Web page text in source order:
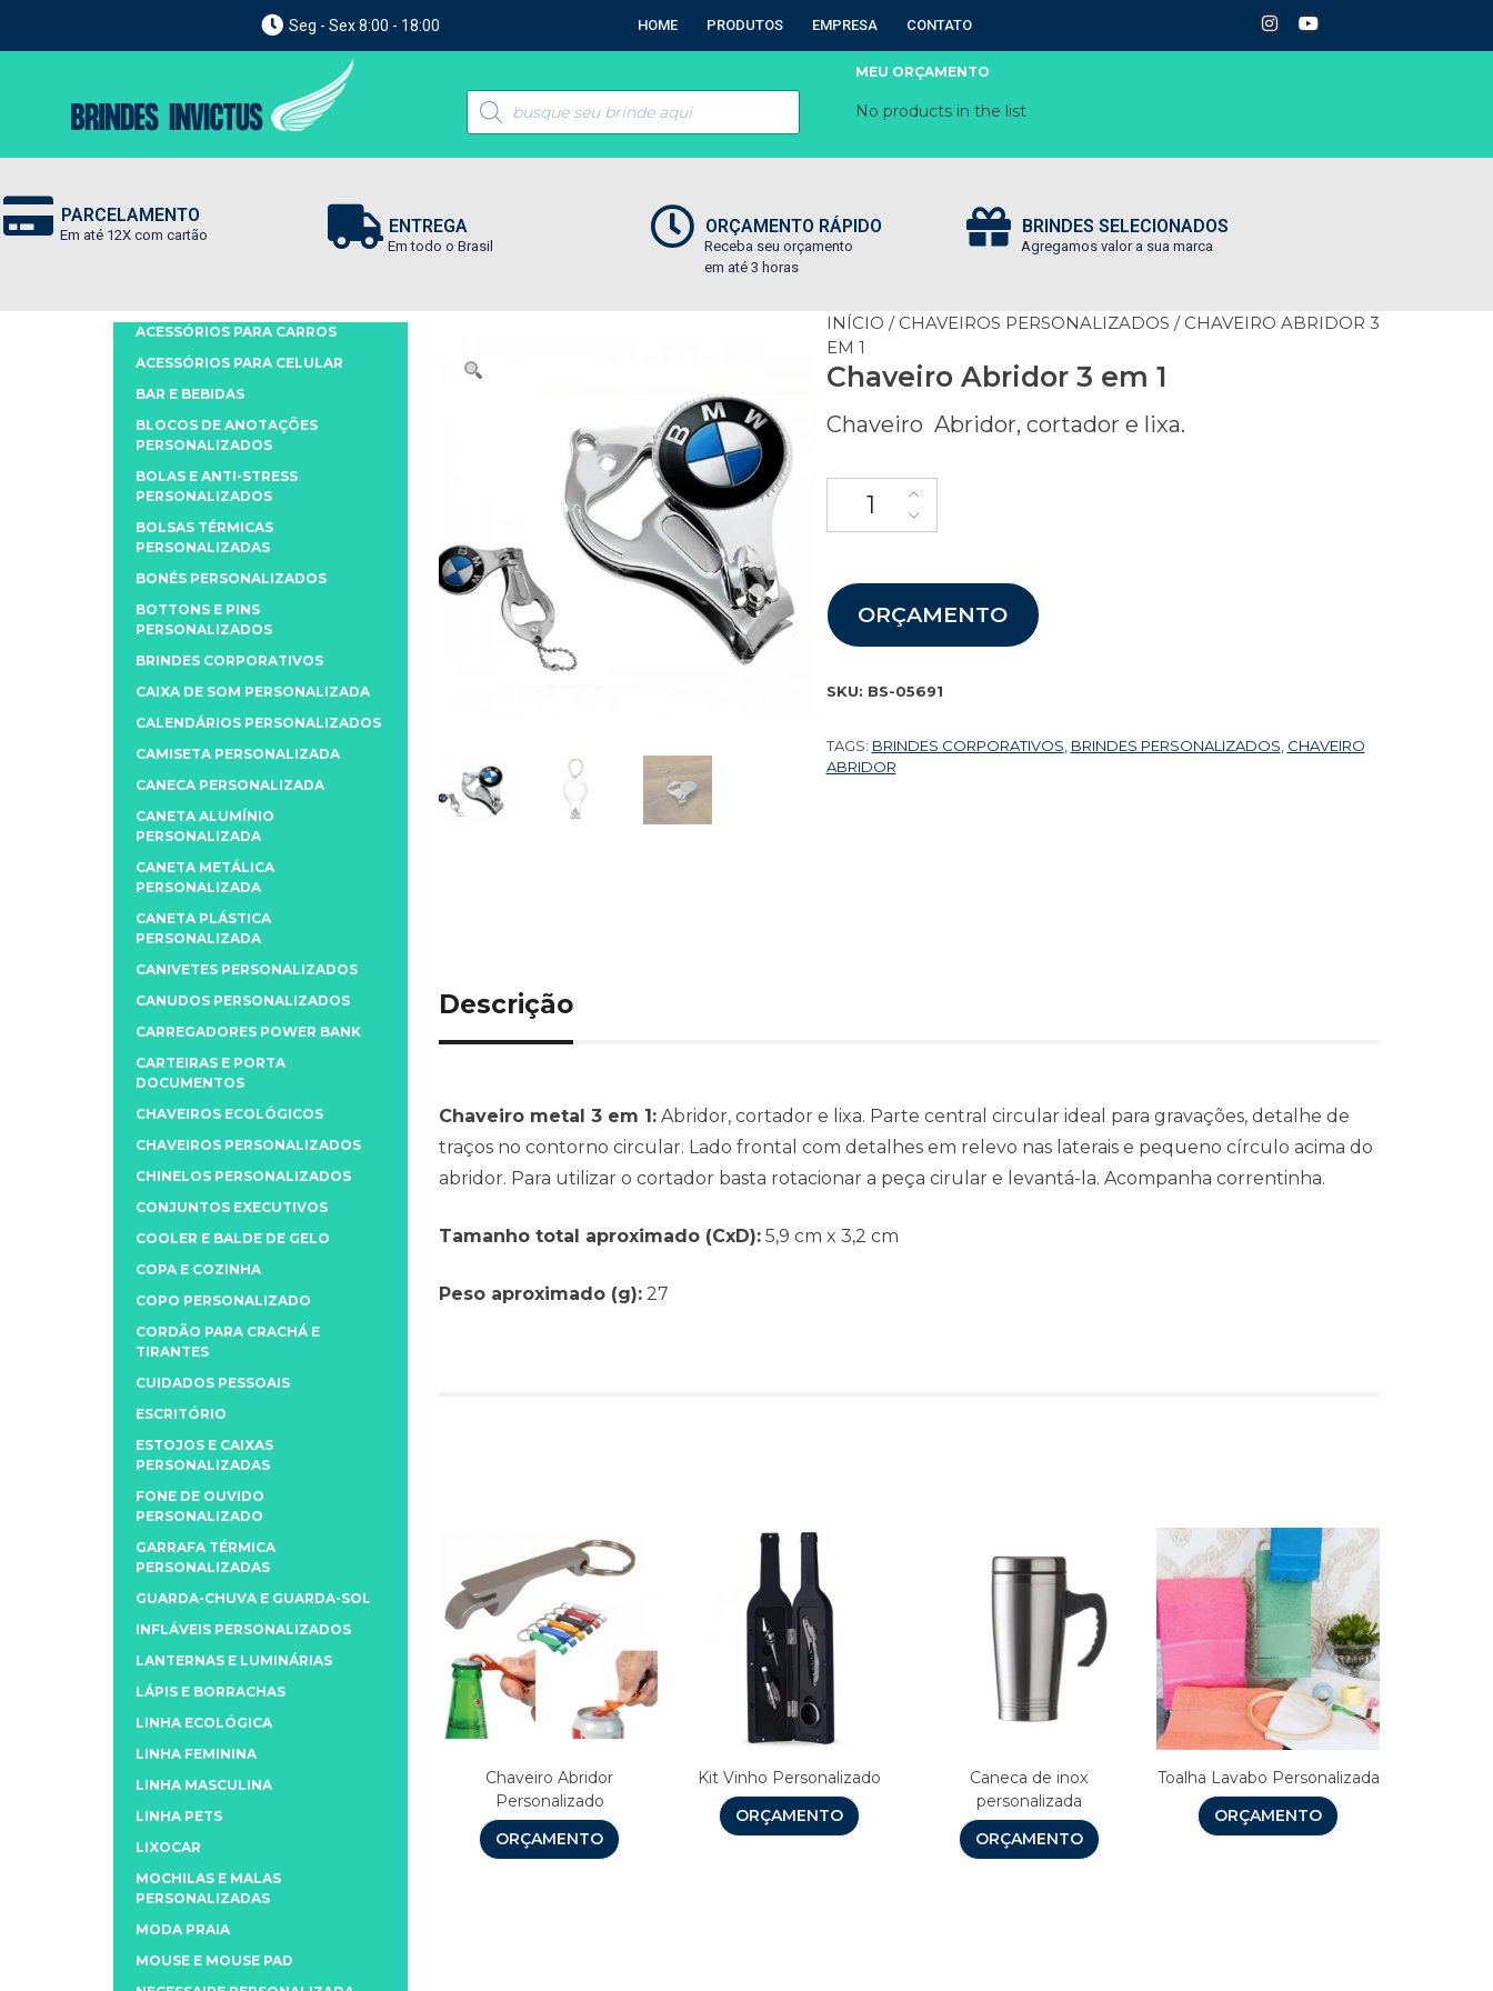
Seg - Sex 8:00 - 18:00 HOME PRODUTOS EMPRESA CONTATO
MEU ORÇAMENTO
No products in the list
PARCELAMENTO
Em até 12X com cartão ENTREGA
Em todo o Brasil
ORÇAMENTO RÁPIDO
Receba seu orçamento
em até 3 horas
BRINDES SELECIONADOS
Agregamos valor a sua marca
INÍCIO / CHAVEIROS PERSONALIZADOS / CHAVEIRO ABRIDOR 3
EM 1
Chaveiro Abridor 3 em 1
Chaveiro Abridor, cortador e lixa.
ORÇAMENTO
SKU: BS-05691
TAGS: BRINDES CORPORATIVOS BRINDES PERSONALIZADOS CHAVEIRO
ABRIDOR
Descrição
Chaveiro metal 3 em 1:Abridor, cortador e lixa. Parte central circular ideal para gravações, detalhe de
traços no contorno circular. Lado frontal com detalhes em relevo nas laterais e pequeno círculo acima do
abridor. Para utilizar o cortador basta rotacionar a peça cirular e levantá-la. Acompanha correntinha.
Tamanho total aproximado (CxD):5,9 cm x 3,2 cm
Peso aproximado (g):27
Chaveiro Abridor
Personalizado
ORÇAMENTO
Kit Vinho Personalizado
ORÇAMENTO
Caneca de inox
personalizada
ORÇAMENTO
Toalha Lavabo Personalizada
ORÇAMENTO
ACESSÓRIOS PARA CARROS
ACESSÓRIOS PARA CELULAR
BAR E BEBIDAS
BLOCOS DE ANOTAÇÕES
PERSONALIZADOS
BOLAS E ANTI-STRESS
PERSONALIZADOS
BOLSAS TÉRMICAS
PERSONALIZADAS
BONÉS PERSONALIZADOS
BOTTONS E PINS
PERSONALIZADOS
BRINDES CORPORATIVOS
CAIXA DE SOM PERSONALIZADA
CALENDÁRIOS PERSONALIZADOS
CAMISETA PERSONALIZADA
CANECA PERSONALIZADA
CANETA ALUMÍNIO
PERSONALIZADA
CANETA METÁLICA
PERSONALIZADA
CANETA PLÁSTICA
PERSONALIZADA
CANIVETES PERSONALIZADOS
CANUDOS PERSONALIZADOS
CARREGADORES POWER BANK
CARTEIRAS E PORTA
DOCUMENTOS
CHAVEIROS ECOLÓGICOS
CHAVEIROS PERSONALIZADOS
CHINELOS PERSONALIZADOS
CONJUNTOS EXECUTIVOS
COOLER E BALDE DE GELO
COPA E COZINHA
COPO PERSONALIZADO
CORDÃO PARA CRACHÁ E
TIRANTES
CUIDADOS PESSOAIS
ESCRITÓRIO
ESTOJOS E CAIXAS
PERSONALIZADAS
FONE DE OUVIDO
PERSONALIZADO
GARRAFA TÉRMICA
PERSONALIZADAS
GUARDA-CHUVA E GUARDA-SOL
INFLÁVEIS PERSONALIZADOS
LANTERNAS E LUMINÁRIAS
LÁPIS E BORRACHAS
LINHA ECOLÓGICA
LINHA FEMININA
LINHA MASCULINA
LINHA PETS
LIXOCAR
MOCHILAS E MALAS
PERSONALIZADAS
MODA PRAIA
MOUSE E MOUSE PAD